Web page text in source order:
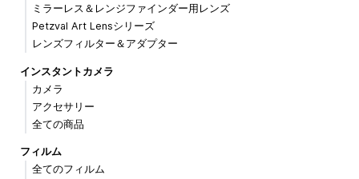
ミラーレス＆レンジファインダー用レンズ
Petzval Art Lensシリーズ
レンズフィルター＆アダプター
インスタントカメラ
カメラ
アクセサリー
全ての商品
フィルム
全てのフィルム